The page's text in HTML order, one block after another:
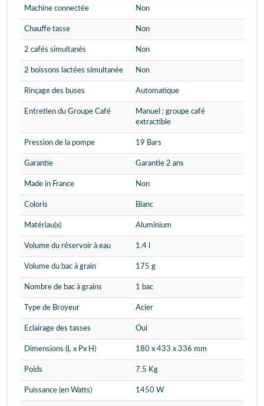
Machine connectée Non
Chauffe tasse Non
2 cafés simultanés Non
2 boissons lactées simultanée Non
Rinçage des buses Automatique
Entretien du Groupe Café
Manuel : groupe café
extractible
Pression de la pompe 19 Bars
Garantie Garantie 2 ans
Made in France Non
Coloris Blanc
Matériau(x) Aluminium
Volume du réservoir à eau 1.4 l
Volume du bac à grain 175 g
Nombre de bac à grains 1 bac
Type de Broyeur Acier
Eclairage des tasses Oui
Dimensions (L x Px H) 180 x 433 x 336 mm
Poids 7.5 Kg
Puissance (en Watts) 1450 W